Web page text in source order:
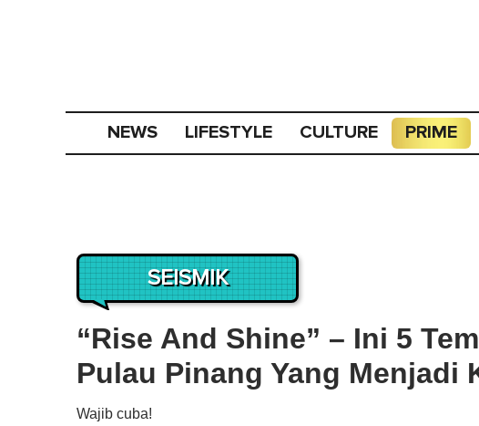
NEWS LIFESTYLE CULTURE PRIME
SEISMIK
“Rise And Shine” – Ini 5
Pulau Pinang Yang Menjadi
Wajib cuba!